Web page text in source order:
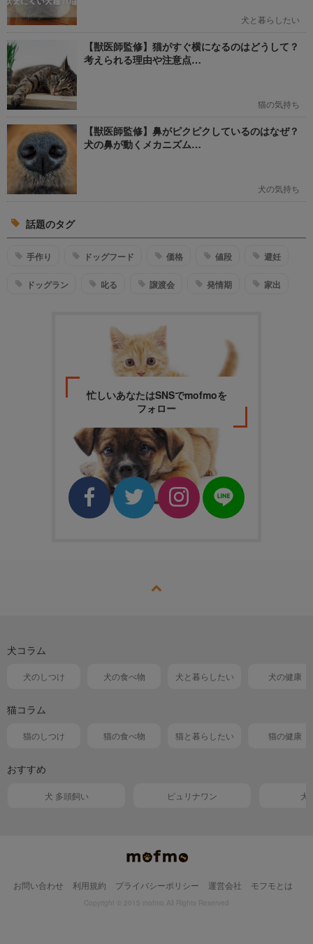
犬と暮らしたい
【獣医師監修】猫がすぐ横になるのはどうして？
考えられる理由や注意点…
猫の気持ち
【獣医師監修】鼻がピクピクしているのはなぜ？
犬の鼻が動くメカニズム…
犬の気持ち
話題のタグ
手作り ドッグフード 価格 値段 避妊
ドッグラン 叱る 譲渡会 発情期 家出
忙しいあなたはSNSでmofmoを
フォロー
犬コラム
犬のしつけ 犬の食べ物 犬と暮らしたい 犬の健康
猫コラム
猫のしつけ 猫の食べ物 猫と暮らしたい 猫の健康
おすすめ
犬 多頭飼い ピュリナワン 犬
お問い合わせ 利用規約 プライバシーポリシー 運営会社 モフモとは
Copyright © 2015 mofmo.All Rights Reserved